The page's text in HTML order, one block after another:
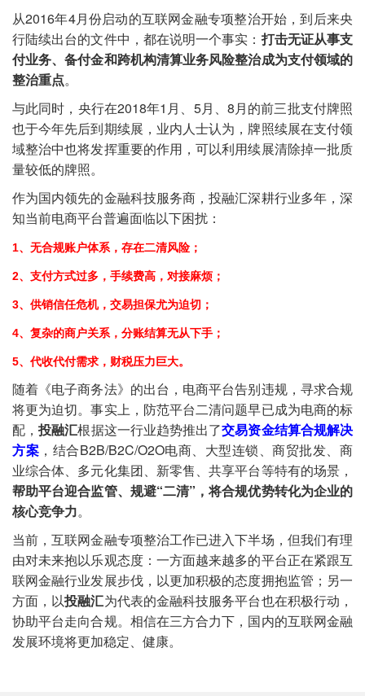
从2016年4月份启动的互联网金融专项整治开始，到后来央
行陆续出台的文件中，都在说明一个事实： 打击无证从事支
付业务、备付金和跨机构清算业务风险整治成为支付领域的
整治重点。
与此同时，央行在2018年1月、5月、8月的前三批支付牌照
也于今年先后到期续展，业内人士认为，牌照续展在支付领
域整治中也将发挥重要的作用，可以利用续展清除掉一批质
量较低的牌照。
作为国内领先的金融科技服务商，投融汇深耕行业多年，深
知当前电商平台普遍面临以下困扰：
1、无合规账户体系，存在二清风险；
2、支付方式过多，手续费高，对接麻烦；
3、供销信任危机，交易担保尤为迫切；
4、复杂的商户关系，分账结算无从下手；
5、代收代付需求，财税压力巨大。
随着《电子商务法》的出台，电商平台告别违规，寻求合规
将更为迫切。事实上，防范平台二清问题早已成为电商的标
配，投融汇根据这一行业趋势推出了交易资金结算合规解决
方案 ，结合B2B/B2C/O2O电商、大型连锁、商贸批发、商
业综合体、多元化集团、新零售、共享平台等特有的场景，
帮助平台迎合监管、规避“二清”，将合规优势转化为企业的
核心竞争力。
当前，互联网金融专项整治工作已进入下半场，但我们有理
由对未来抱以乐观态度：一方面越来越多的平台正在紧跟互
联网金融行业发展步伐，以更加积极的态度拥抱监管；另一
方面，以投融汇为代表的金融科技服务平台也在积极行动，
协助平台走向合规。相信在三方合力下，国内的互联网金融
发展环境将更加稳定、健康。